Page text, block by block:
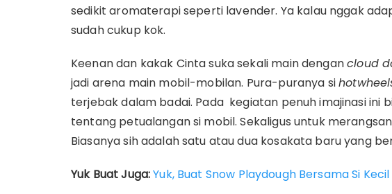
sedikit aromaterapi seperti lavender. Ya kalau nggak
sudah cukup kok.
Keenan dan kakak Cinta suka sekali main dengancloud
jadi arena main mobil-mobilan. Pura-puranya si
terjebak dalam badai. Pada kegiatan penuh imajinasi ini
tentang petualangan si mobil. Sekaligus untuk
Biasanya sih adalah satu atau dua kosakata baru yang
Yuk Buat Juga:Yuk, Buat Snow Playdough Bersama Si Kecil